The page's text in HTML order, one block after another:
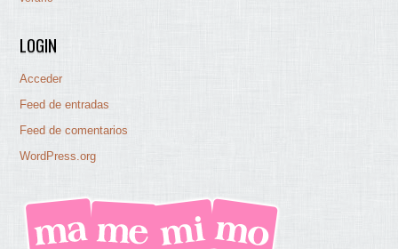
LOGIN
Acceder
Feed de entradas
Feed de comentarios
WordPress.org